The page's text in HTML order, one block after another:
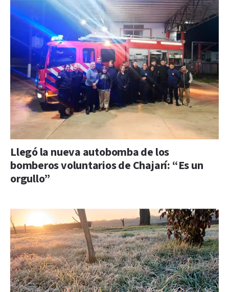
Llegó la nueva autobomba de los
bomberos voluntarios de Chajarí: “Es un
orgullo”